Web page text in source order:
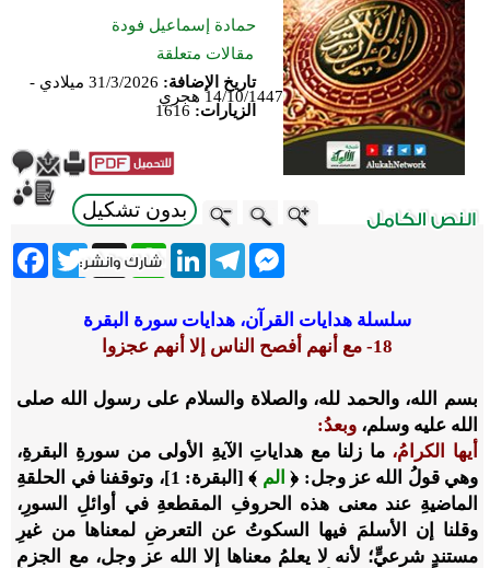
حمادة إسماعيل فودة
مقالات متعلقة
تاريخ الإضافة:
31/3/2026 ميلادي -
14/10/1447 هجري
الزيارات: 1616
بدون تشكيل
Twitter X
WhatsApp
LinkedInTelegram
Messenger
سلسلة هدايات القرآن، هدايات سورة البقرة
18- مع أنهم أفصح الناس إلا أنهم عجزوا
بسم الله، والحمد لله، والصلاة والسلام على رسول الله صلى
الله عليه وسلم، وبعدُ:
أيها الكرامُ، ما زلنا مع هداياتِ الآيةِ الأولى من سورةِ البقرةِ،
وهي قولُ الله عز وجل: ﴿ الم
﴾ [البقرة: 1]، وتوقفنا في الحلقةِ
الماضيةِ عند معنى هذه الحروفِ المقطعةِ في أوائلِ السورِ،
وقلنا إن الأسلمَ فيها السكوتُ عن التعرضِ لمعناها من غيرِ
مستندٍ شرعيٍّ؛ لأنه لا يعلمُ معناها إلا الله عز وجل، مع الجزمِ